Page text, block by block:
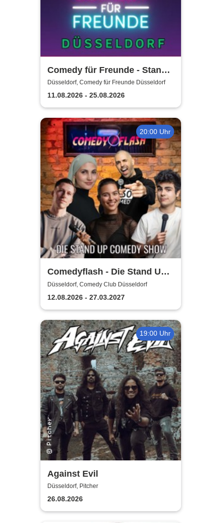
Comedy für Freunde - Stand-
Up Open Mic | Düsseldorf
Düsseldorf, Comedy für Freunde Düsseldorf
11.08.2026 - 25.08.2026
20:00 Uhr
Comedyflash - Die Stand Up
Comedy Show in Düsseldorf
Düsseldorf, Comedy Club Düsseldorf
12.08.2026 - 27.03.2027
19:00 Uhr
Against Evil
Düsseldorf, Pitcher
26.08.2026